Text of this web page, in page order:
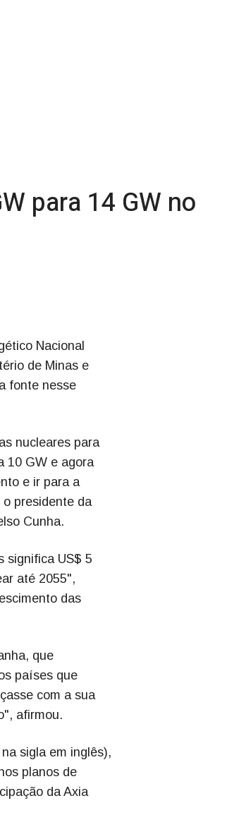
para 14 GW no
Nacional
de Minas e
fonte nesse
nucleares para
10 GW e agora
e ir para a
presidente da
Cunha.
significa US$ 5
até 2055",
das
que
países que
com a sua
afirmou.
sigla em inglês),
planos de
da Axia